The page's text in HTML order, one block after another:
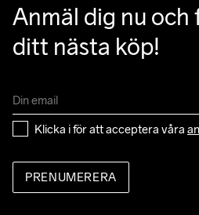
Anmäl dig nu och
ditt nästa köp!
Klicka i för att acceptera våra
PRENUMERERA